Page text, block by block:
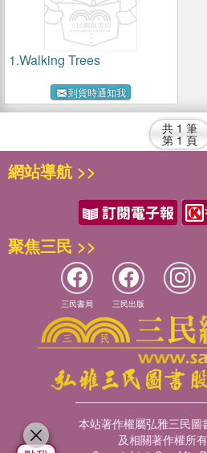
1.Walking Trees
到貨時通知我
共 1 筆
第 1 頁
網站導航 >>
聚焦三民 >>
三民書局 三民出版
本站著作權屬弘雅三民圖
及相關著作權所